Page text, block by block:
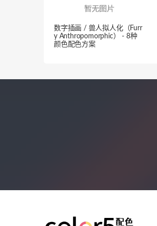
数字插画 / 兽人拟人化（Furr
y Anthropomorphic） - 8种
颜色配色方案